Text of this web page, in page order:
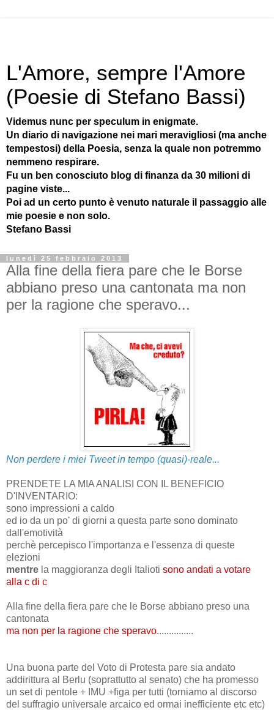
L'Amore, sempre l'Amore
(Poesie di Stefano Bassi)
Videmus nunc per speculum in enigmate.
Un diario di navigazione nei mari meravigliosi (ma anche
tempestosi) della Poesia, senza la quale non potremmo
nemmeno respirare.
Fu un ben conosciuto blog di finanza da 30 milioni di
pagine viste...
Poi ad un certo punto è venuto naturale il passaggio alle
mie poesie e non solo.
Stefano Bassi
lunedì 25 febbraio 2013
Alla fine della fiera pare che le Borse
abbiano preso una cantonata ma non
per la ragione che speravo...
Non perdere i miei Tweet in tempo (quasi)-reale...
PRENDETE LA MIA ANALISI CON IL BENEFICIO
D'INVENTARIO:
sono impressioni a caldo
ed io da un po' di giorni a questa parte sono dominato
dall'emotività
perchè percepisco l'importanza e l'essenza di queste
elezioni
mentre la maggioranza degli Italioti sono andati a votare
alla c di c
Alla fine della fiera pare che le Borse abbiano preso una
cantonata
ma non per la ragione che speravo...............
Una buona parte del Voto di Protesta pare sia andato
addirittura al Berlu (soprattutto al senato) che ha promesso
un set di pentole + IMU +figa per tutti (torniamo al discorso
del suffragio universale arcaico ed ormai inefficiente etc etc)